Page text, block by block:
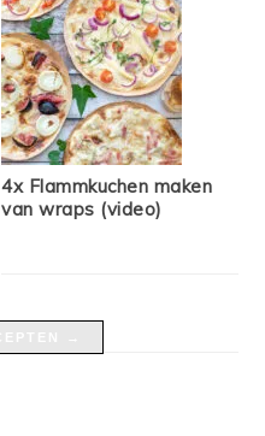
4x Flammkuchen maken
van wraps (video)